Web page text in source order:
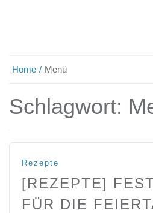
Home Menü
Schlagwort:
Rezepte
[REZEPTE]
FÜR DIE